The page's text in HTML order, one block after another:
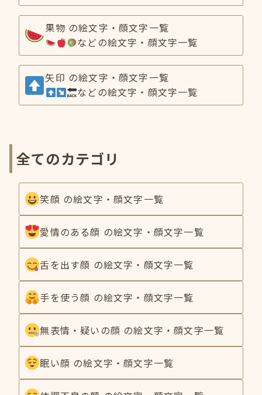
果物 の絵文字・顔文字一覧
などの絵文字・顔文字一覧
矢印 の絵文字・顔文字一覧
などの絵文字・顔文字一覧
全てのカテゴリ
笑顔 の絵文字・顔文字一覧
愛情のある顔 の絵文字・顔文字一覧
舌を出す顔 の絵文字・顔文字一覧
手を使う顔 の絵文字・顔文字一覧
無表情・疑いの顔 の絵文字・顔文字一覧
眠い顔 の絵文字・顔文字一覧